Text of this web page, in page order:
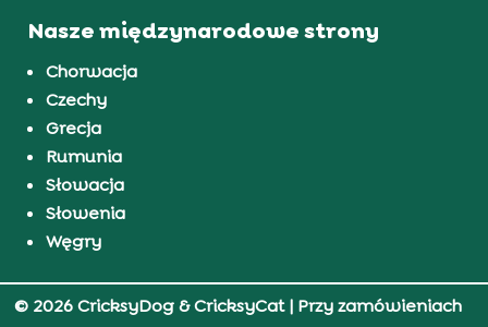
Nasze międzynarodowe strony
Chorwacja
Czechy
Grecja
Rumunia
Słowacja
Słowenia
Węgry
© 2026 CricksyDog & CricksyCat| Przy zamówieniach